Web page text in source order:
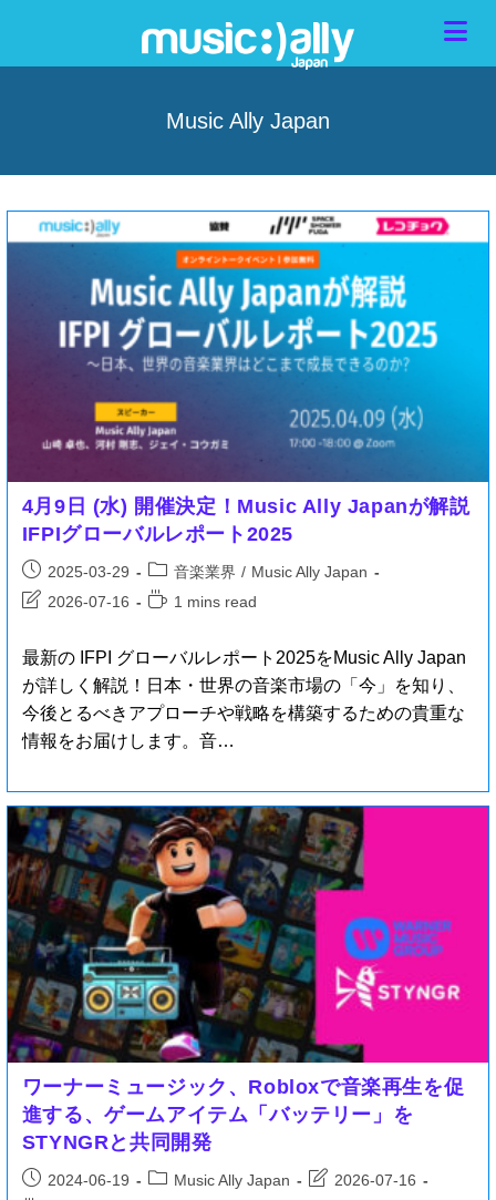
Music Ally Japan
4月9日 (水) 開催決定！Music Ally Japanが解説
IFPIグローバルレポート2025
2025-03-29 音楽業界 / Music Ally Japan
2026-07-16
1 mins read
最新の IFPI グローバルレポート2025をMusic Ally Japan
が詳しく解説！日本・世界の音楽市場の「今」を知り、
今後とるべきアプローチや戦略を構築するための貴重な
情報をお届けします。音…
ワーナーミュージック、Robloxで音楽再生を促
進する、ゲームアイテム「バッテリー」を
STYNGRと共同開発
2024-06-19 Music Ally Japan
2026-07-16